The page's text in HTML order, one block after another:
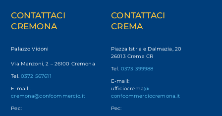
CONTATTACI
CREMONA
Palazzo Vidoni
Via Manzoni, 2 – 26100 Cremona
Tel. 0372 567611
E-mail:
cremona@confcommercio.it
Pec:
CONTATTACI
CREMA
Piazza Istria e Dalmazia, 20
26013 Crema CR
Tel. 0373 399988
E-mail:
ufficiocrema@
confcommerciocremona.it
Pec: